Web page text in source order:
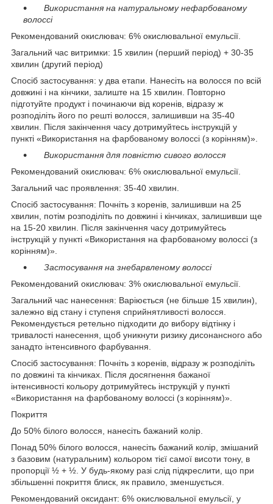
Використання на натуральному нефарбованому
волоссі
Рекомендований окислювач: 6% окислювальної емульсії.
Загальний час витримки: 15 хвилин (перший період) + 30-35
хвилин (другий період)
Спосіб застосування: у два етапи. Нанесіть на волосся по всій
довжині і на кінчики, залиште на 15 хвилин. Повторно
підготуйте продукт і починаючи від коренів, відразу ж
розподіліть його по решті волосся, залишивши на 35-40
хвилин. Після закінчення часу дотримуйтесь інструкцій у
пункті «Використання на фарбованому волоссі (з корінням)».
Використання для повністю сивого волосся
Рекомендований окислювач: 6% окислювальної емульсії.
Загальний час проявлення: 35-40 хвилин.
Спосіб застосування: Почніть з коренів, залишивши на 25
хвилин, потім розподіліть по довжині і кінчиках, залишивши ще
на 15-20 хвилин. Після закінчення часу дотримуйтесь
інструкцій у пункті «Використання на фарбованому волоссі (з
корінням)».
Застосування на знебарвленому волоссі
Рекомендований окислювач: 3% окислювальної емульсії.
Загальний час нанесення: Варіюється (не більше 15 хвилин),
залежно від стану і ступеня сприйнятливості волосся.
Рекомендується ретельно підходити до вибору відтінку і
тривалості нанесення, щоб уникнути ризику дисонансного або
занадто інтенсивного фарбування.
Спосіб застосування: Почніть з коренів, відразу ж розподіліть
по довжині та кінчиках. Після досягнення бажаної
інтенсивності кольору дотримуйтесь інструкцій у пункті
«Використання на фарбованому волоссі (з корінням)».
Покриття
До 50% білого волосся, нанесіть бажаний колір.
Понад 50% білого волосся, нанесіть бажаний колір, змішаний
з базовим (натуральним) кольором тієї самої висоти тону, в
пропорції ½ + ½. У будь-якому разі слід підкреслити, що при
збільшенні покриття блиск, як правило, зменшується.
Рекомендований оксидант: 6% окислювальної емульсії, у